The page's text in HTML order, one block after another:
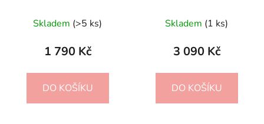
Skladem (>5 ks)
1 790 Kč
DO KOŠÍKU
Skladem (1 ks)
3 090 Kč
DO KOŠÍKU